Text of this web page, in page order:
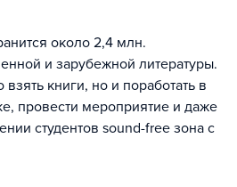
около 2,4 млн.
и зарубежной литературы.
книги, но и поработать в
провести мероприятие и даже
студентов sound-free зона с